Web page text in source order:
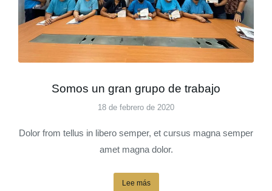
Somos un gran grupo de trabajo
18 de febrero de 2020
Dolor from tellus in libero semper, et cursus magna semper
amet magna dolor.
Lee más